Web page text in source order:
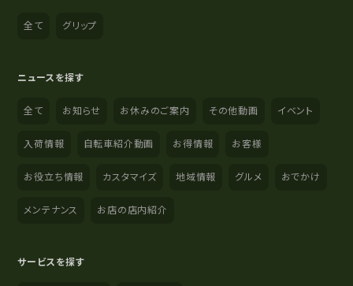
全て グリップ
ニュースを探す
全て お知らせ お休みのご案内 その他動画 イベント
入荷情報 自転車紹介動画 お得情報 お客様
お役立ち情報 カスタマイズ 地域情報 グルメ おでかけ
メンテナンス お店の店内紹介
サービスを探す